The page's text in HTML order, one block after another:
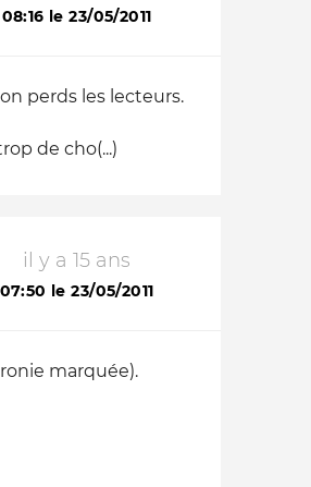
08:16 le 23/05/2011
perds les lecteurs.
de cho(...)
il y a 15 ans
07:50 le 23/05/2011
marquée).